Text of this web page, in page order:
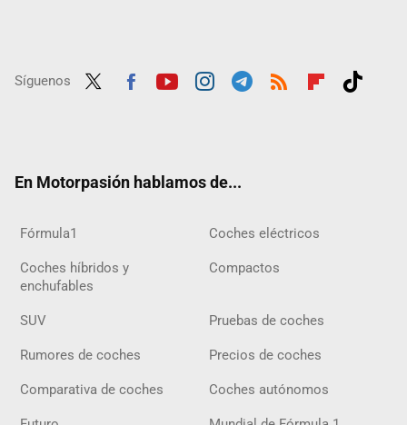
Síguenos
En Motorpasión hablamos de...
Fórmula1 Coches eléctricos
Coches híbridos y
enchufables
Compactos
SUV Pruebas de coches
Rumores de coches Precios de coches
Comparativa de coches Coches autónomos